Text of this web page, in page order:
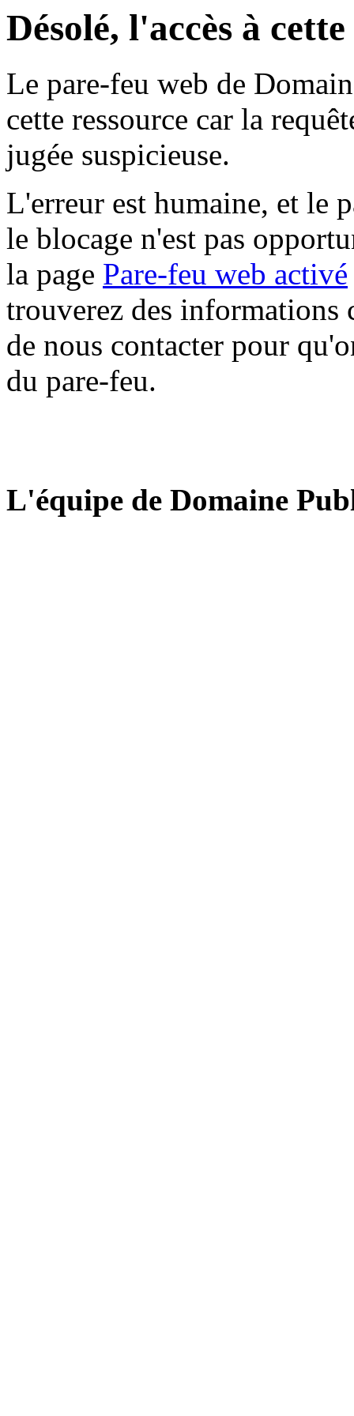
Désolé, l'accès à
Le pare-feu web de
cette ressource car la
jugée suspicieuse.
L'erreur est humaine, et le
le blocage n'est pas
la page Pare-feu web activé
trouverez des informations
de nous contacter pour
du pare-feu.
L'équipe de Domaine